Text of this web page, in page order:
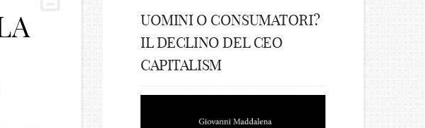
UOMINI O CONSUMATORI?
IL DECLINO DEL CEO
CAPITALISM